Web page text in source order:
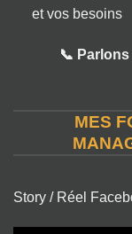
et vos besoins
📞
MES
Story / Réel